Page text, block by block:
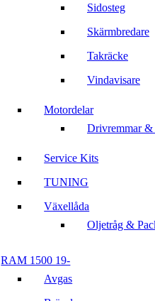
Sidosteg
Skärmbredare
Takräcke
Vindavisare
Motordelar
Drivremmar &
Service Kits
TUNING
Växellåda
Oljetråg &
RAM 1500 19-
Avgas